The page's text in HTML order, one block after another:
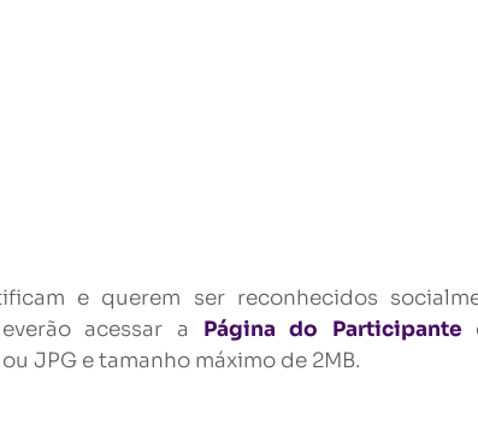
e querem ser reconhecidos
acessar a Página do Participante
JPG e tamanho máximo de 2MB.